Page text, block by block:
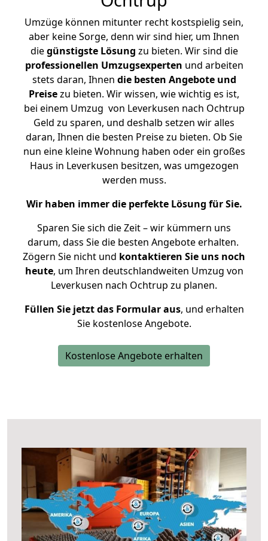
Umzüge können mitunter recht kostspielig sein,
aber keine Sorge, denn wir sind hier, um Ihnen
diegünstigste Lösung zu bieten. Wir sind die
professionellen Umzugsexperten und arbeiten
stets daran, Ihnen die besten Angebote und
Preisezu bieten. Wir wissen, wie wichtig es ist,
bei einem Umzug von Leverkusen nach Ochtrup
Geld zu sparen, und deshalb setzen wir alles
daran, Ihnen die besten Preise zu bieten. Ob Sie
nun eine kleine Wohnung haben oder ein großes
Haus in Leverkusen besitzen, was umgezogen
werden muss.
Wir haben immer die perfekte Lösung für Sie.
Sparen Sie sich die Zeit – wir kümmern uns
darum, dass Sie die besten Angebote erhalten.
Zögern Sie nicht und kontaktieren Sie uns noch
heute, um Ihren deutschlandweiten Umzug von
Leverkusen nach Ochtrup zu planen.
Füllen Sie jetzt das Formular aus, und erhalten
Sie kostenlose Angebote.
Kostenlose Angebote erhalten